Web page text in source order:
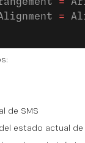
=
de SMS
estado actual